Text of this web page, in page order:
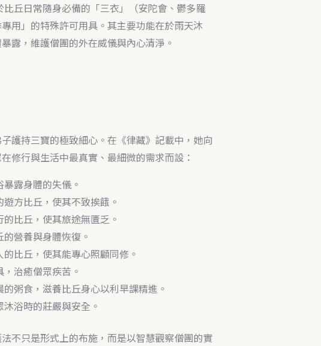
比丘日常隨身必備的「三衣」（安陀會、鬱多羅
用」的特殊許可用具。其主要功能在於雨天沐
露，維護僧團的外在威儀與內心清淨。
護持三寶的極致細心。在《律藏》記載中，她向
修行與生活中最真實、最細微的需求而設：
露身體的失儀。
方比丘，使其不致挨餓。
比丘，使其旅途無匱乏。
營養與身體恢復。
比丘，使其能專心照顧同修。
治癒僧眾疾苦。
的粥食，滋養比丘身心以利早課精進。
浴時的莊嚴與安全。
不只是形式上的布施，而是以智慧觀察僧團的實